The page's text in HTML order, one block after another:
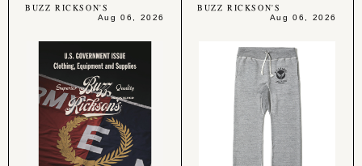
BUZZ RICKSON'S
Aug 06, 2026
BUZZ RICKSON'S
Aug 06, 2026